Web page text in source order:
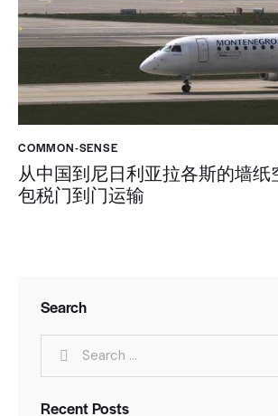
COMMON-SENSE
从中国到尼日利亚拉各斯的墙纸
包税门到门运输
Search
Recent Posts